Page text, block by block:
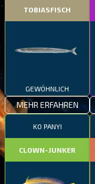
TOBIASFISCH
GEWÖHNLICH
MEHR ERFAHREN
KO PANYI
CLOWN-JUNKER